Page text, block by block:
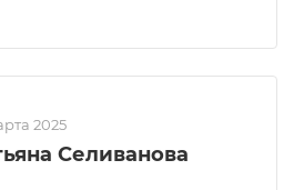
2025
Селиванова